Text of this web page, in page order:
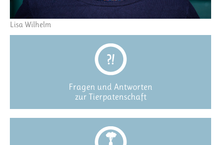
Lisa Wilhelm
Fragen und Antworten
zur Tierpatenschaft